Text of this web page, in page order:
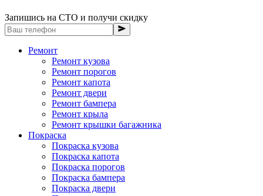
Запишись на СТО и получи скидку
Ремонт
Ремонт кузова
Ремонт порогов
Ремонт капота
Ремонт двери
Ремонт бампера
Ремонт крыла
Ремонт крышки багажника
Покраска
Покраска кузова
Покраска капота
Покраска порогов
Покраска бампера
Покраска двери